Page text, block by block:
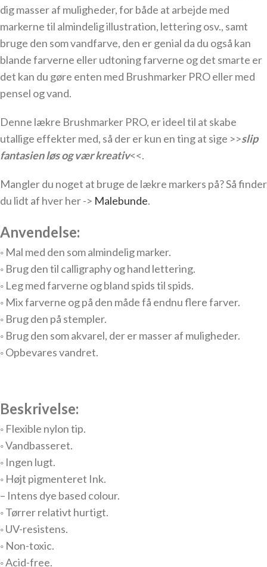
dig masser af muligheder, for både at arbejde med
markerne til almindelig illustration, lettering osv., samt
bruge den som vandfarve, den er genial da du også kan
blande farverne eller udtoning farverne og det smarte er
det kan du gøre enten med Brushmarker PRO eller med
pensel og vand.
Denne lækre Brushmarker PRO, er ideel til at skabe
utallige effekter med, så der er kun en ting at sige >>slip
fantasien løs og vær kreativ<<.
Mangler du noget at bruge de lækre markers på? Så finder
du lidt af hver her -> Malebunde.
Anvendelse:
◦ Mal med den som almindelig marker.
◦ Brug den til calligraphy og hand lettering.
◦ Leg med farverne og bland spids til spids.
◦ Mix farverne og på den måde få endnu flere farver.
◦ Brug den på stempler.
◦ Brug den som akvarel, der er masser af muligheder.
◦ Opbevares vandret.
Beskrivelse:
◦ Flexible nylon tip.
◦ Vandbasseret.
◦ Ingen lugt.
◦ Højt pigmenteret Ink.
– Intens dye based colour.
◦ Tørrer relativt hurtigt.
◦ UV-resistens.
◦ Non-toxic.
◦ Acid-free.